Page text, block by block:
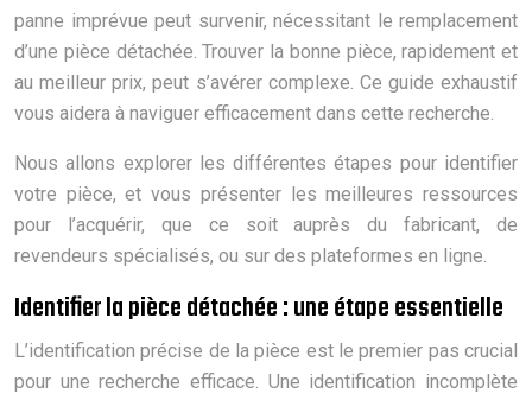
panne imprévue peut survenir, nécessitant le remplacement
d’une pièce détachée. Trouver la bonne pièce, rapidement et
au meilleur prix, peut s’avérer complexe. Ce guide exhaustif
vous aidera à naviguer efficacement dans cette recherche.
Nous allons explorer les différentes étapes pour identifier
votre pièce, et vous présenter les meilleures ressources
pour l’acquérir, que ce soit auprès du fabricant, de
revendeurs spécialisés, ou sur des plateformes en ligne.
Identifier la pièce détachée : une étape essentielle
L’identification précise de la pièce est le premier pas crucial
pour une recherche efficace. Une identification incomplète